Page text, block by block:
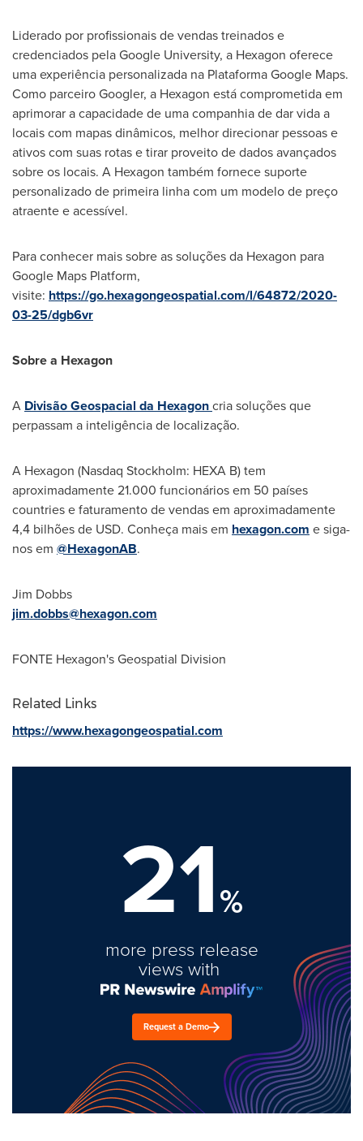
Liderado por profissionais de vendas treinados e
credenciados pela Google University, a Hexagon oferece
uma experiência personalizada na Plataforma Google Maps.
Como parceiro Googler, a Hexagon está comprometida em
aprimorar a capacidade de uma companhia de dar vida a
locais com mapas dinâmicos, melhor direcionar pessoas e
ativos com suas rotas e tirar proveito de dados avançados
sobre os locais. A Hexagon também fornece suporte
personalizado de primeira linha com um modelo de preço
atraente e acessível.
Para conhecer mais sobre as soluções da Hexagon para
Google Maps Platform,
visite: https://go.hexagongeospatial.com/l/64872/2020-
03-25/dgb6vr
Sobre a Hexagon
A Divisão Geospacial da Hexagoncria soluções que
perpassam a inteligência de localização.
A Hexagon (Nasdaq Stockholm: HEXA B) tem
aproximadamente 21.000 funcionários em 50 países
countries e faturamento de vendas em aproximadamente
4,4 bilhões de USD. Conheça mais em hexagon.com e siga-
nos em @HexagonAB.
Jim Dobbs
jim.dobbs@hexagon.com
FONTE Hexagon's Geospatial Division
Related Links
https://www.hexagongeospatial.com
21%
more press release
views with
Request a Demo